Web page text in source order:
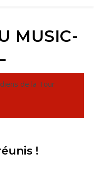
MUSIC-
!